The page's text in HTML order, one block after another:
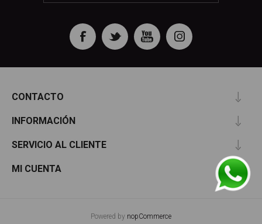
CONTACTO
INFORMACIÓN
SERVICIO AL CLIENTE
MI CUENTA
Powered by nopCommerce